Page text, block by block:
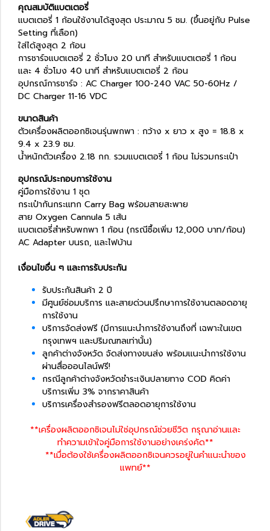
คุณสมบัติแบตเตอรี่
แบตเตอรี่ 1 ก้อนใช้งานได้สูงสุด ประมาณ 5 ชม. (ขึ้นอยู่กับ Pulse
Setting ที่เลือก)
ใส่ได้สูงสุด 2 ก้อน
การชาร์จแบตเตอรี่ 2 ชั่วโมง 20 นาที สำหรับแบตเตอรี่ 1 ก้อน
และ 4 ชั่วโมง 40 นาที สำหรับแบตเตอรี่ 2 ก้อน
อุปกรณ์การชาร์จ : AC Charger 100-240 VAC 50-60Hz /
DC Charger 11-16 VDC
ขนาดสินค้า
ตัวเครื่องผลิตออกซิเจนรุ่นพกพา : กว้าง x ยาว x สูง = 18.8 x
9.4 x 23.9 ซม.
น้ำหนักตัวเครื่อง 2.18 กก. รวมแบตเตอรี่ 1 ก้อน ไม่รวมกระเป๋า
อุปกรณ์ประกอบการใช้งาน
คู่มือการใช้งาน 1 ชุด
กระเป๋ากันกระแทก Carry Bag พร้อมสายสะพาย
สาย Oxygen Cannula 5 เส้น
แบตเตอรี่สำหรับพกพา 1 ก้อน (กรณีซื้อเพิ่ม 12,000 บาท/ก้อน)
AC Adapter บนรถ, และไฟบ้าน
เงื่อนไขอื่น ๆ และการรับประกัน
รับประกันสินค้า 2 ปี
มีศูนย์ซ่อมบริการ และสายด่วนปรึกษาการใช้งานตลอดอายุ
การใช้งาน
บริการจัดส่งฟรี (มีการแนะนำการใช้งานถึงที่ เฉพาะในเขต
กรุงเทพฯ และปริมณฑลเท่านั้น)
ลูกค้าต่างจังหวัด จัดส่งทางขนส่ง พร้อมแนะนำการใช้งาน
ผ่านสื่อออนไลน์ฟรี!
กรณีลูกค้าต่างจังหวัดชำระเงินปลายทาง COD คิดค่า
บริการเพิ่ม 3% จากราคาสินค้า
บริการเครื่องสำรองฟรีตลอดอายุการใช้งาน
**เครื่องผลิตออกซิเจนไม่ใช่อุปกรณ์ช่วยชีวิต กรุณาอ่านและ
ทำความเข้าใจคู่มือการใช้งานอย่างเคร่งคัด**
**เมื่อต้องใช้เครื่องผลิตออกซิเจนควรอยู่ในคำแนะนำของ
แพทย์**